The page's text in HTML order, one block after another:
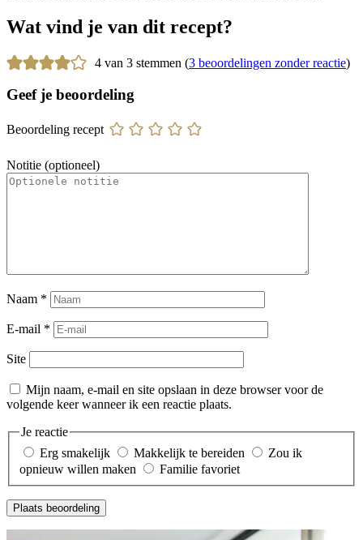
Wat vind je van dit recept?
4 van 3 stemmen (3 beoordelingen zonder reactie)
Geef je beoordeling
Beoordeling recept
Notitie (optioneel)
Naam *
E-mail *
Site
Mijn naam, e-mail en site opslaan in deze browser voor de
volgende keer wanneer ik een reactie plaats.
Je reactie
Erg smakelijk
Makkelijk te bereiden
Zou ik
opnieuw willen maken
Familie favoriet
Plaats beoordeling